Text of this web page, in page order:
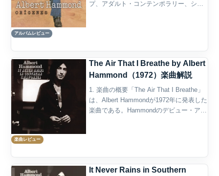
アルバムレビュー
プ、アダルト・コンテンポラリー、シン
楽曲レビュー
The Air That I Breathe by Albert
Hammond（1972）楽曲解説
1. 楽曲の概要「The Air That I Breathe」
は、Albert Hammondが1972年に発表した
楽曲である。Hammondのデビュー・アル
It Never Rains in Southern